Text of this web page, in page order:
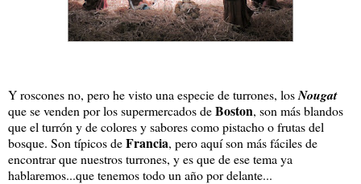
Y roscones no, pero he visto una especie de turrones, losNougat
que se venden por los supermercados deBoston, son más blandos
que el turrón y de colores y sabores como pistacho o frutas del
bosque. Son típicos deFrancia, pero aquí son más fáciles de
encontrar que nuestros turrones, y es que de ese tema ya
hablaremos...que tenemos todo un año por delante...